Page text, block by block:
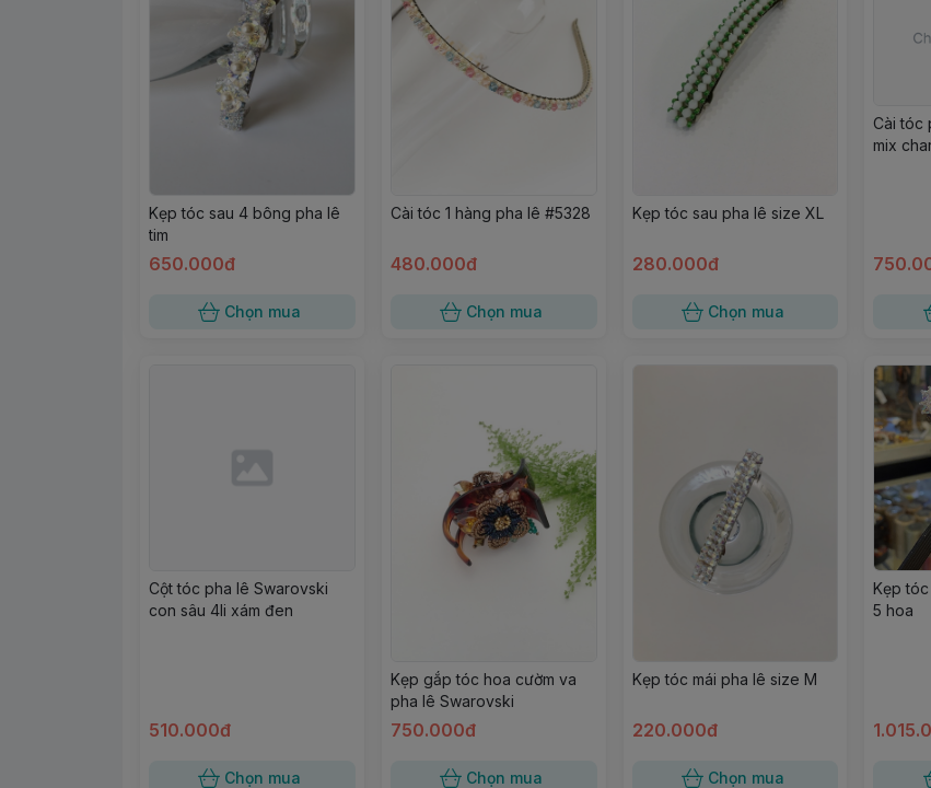
Kẹp tóc sau 4 bông pha lê
tim
650.000đ
Chọn mua
Cài tóc 1 hàng pha lê #5328
480.000đ
Chọn mua
Kẹp tóc sau pha lê size XL
280.000đ
Chọn mua
Cài tóc
mix
Cột tóc pha lê Swarovski
con sâu 4li xám đen
510.000đ
Chọn mua
Kẹp gắp tóc hoa cườm va
pha lê Swarovski
750.000đ
Chọn mua
Kẹp tóc mái pha lê size M
220.000đ
Chọn mua
Kẹp
5 hoa